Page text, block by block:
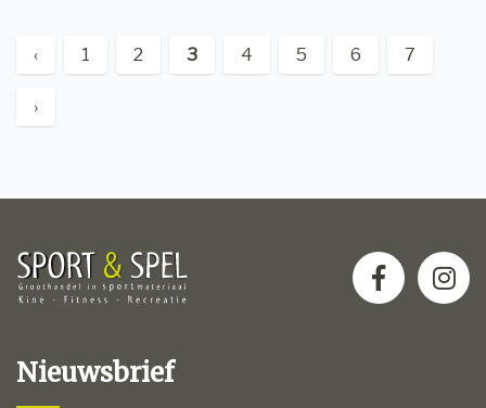
‹ 1 2 3 4 5 6 7
›
Nieuwsbrief